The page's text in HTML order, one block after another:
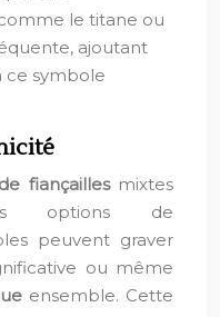
le titane ou
ajoutant
ce symbole
fiançaillesmixtes
options de
peuvent graver
ou même
ensemble. Cette